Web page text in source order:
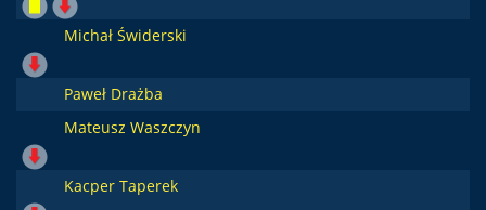
Michał Świderski
Paweł Drażba
Mateusz Waszczyn
Kacper Taperek